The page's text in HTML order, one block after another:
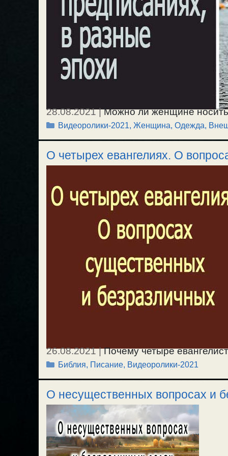
28.08.2021|Можно ли женщине носить
безразличных вопросах, в разные
Рубрики
Видеоролики-2021, Женщина, Одежда,
О четырех евангелиях. О
26.08.2021|Почему четыре
четырех евангелий. О вопросах
21.08.2021г.
Рубрики
Библия, Писание, Видеоролики-2021
О несущественных вопросах и